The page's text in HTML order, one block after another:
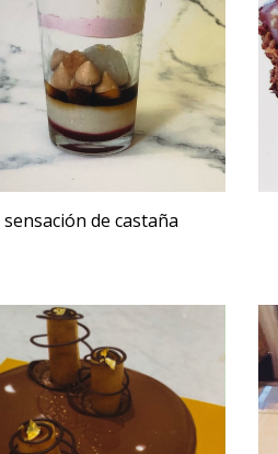
sensación de castaña